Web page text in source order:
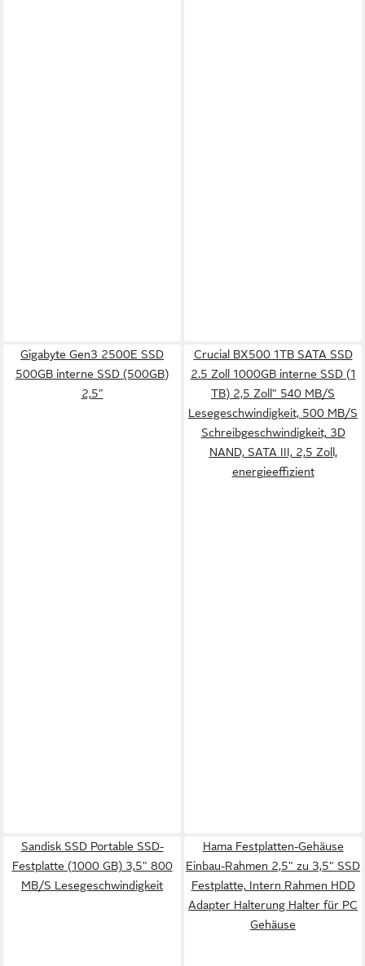
Gigabyte Gen3 2500E SSD
500GB interne SSD (500GB)
2,5"
Crucial BX500 1TB SATA SSD
2.5 Zoll 1000GB interne SSD (1
TB) 2,5 Zoll" 540 MB/S
Lesegeschwindigkeit, 500 MB/S
Schreibgeschwindigkeit, 3D
NAND, SATA III, 2,5 Zoll,
energieeffizient
Sandisk SSD Portable SSD-
Festplatte (1000 GB) 3,5" 800
MB/S Lesegeschwindigkeit
Hama Festplatten-Gehäuse
Einbau-Rahmen 2,5" zu 3,5" SSD
Festplatte, Intern Rahmen HDD
Adapter Halterung Halter für PC
Gehäuse